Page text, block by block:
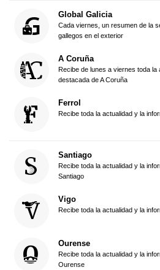
Global Galicia
Cada viernes, un resumen de la
gallegos en el exterior
A Coruña
Recibe de lunes a viernes toda
destacada de A Coruña
Ferrol
Recibe toda la actualidad y la
Santiago
Recibe toda la actualidad y la
Santiago
Vigo
Recibe toda la actualidad y la
Ourense
Recibe toda la actualidad y la
Ourense